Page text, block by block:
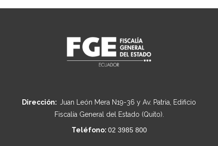
Dirección: Juan León Mera N19-36 y Av. Patria, Edificio
Fiscalía General del Estado (Quito).
Teléfono: 02 3985 800